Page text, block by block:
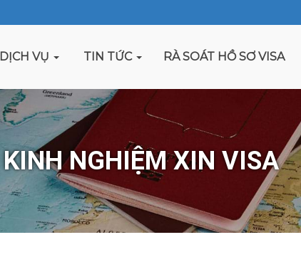
DỊCH VỤ TIN TỨC RÀ SOÁT HỒ SƠ VISA
KINH NGHIỆM XIN VISA